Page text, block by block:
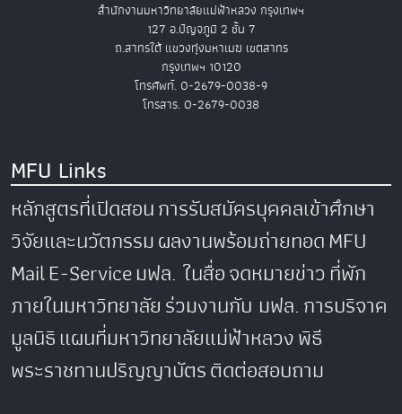
สำนักงานมหาวิทยาลัยแม่ฟ้าหลวง กรุงเทพฯ
127 อ.ปัญจภูมิ 2 ชั้น 7
ถ.สาทรใต้ แขวงทุ่งมหาเมฆ เขตสาทร
กรุงเทพฯ 10120
โทรศัพท์. 0-2679-0038-9
โทรสาร. 0-2679-0038
MFU Links
หลักสูตรที่เปิดสอนการรับสมัครบุคคลเข้าศึกษา
วิจัยและนวัตกรรมผลงานพร้อมถ่ายทอดMFU
MailE-Serviceมฟล. ในสื่อจดหมายข่าวที่พัก
ภายในมหาวิทยาลัยร่วมงานกับ มฟล.การบริจาค
มูลนิธิแผนที่มหาวิทยาลัยแม่ฟ้าหลวงพิธี
พระราชทานปริญญาบัตรติดต่อสอบถาม